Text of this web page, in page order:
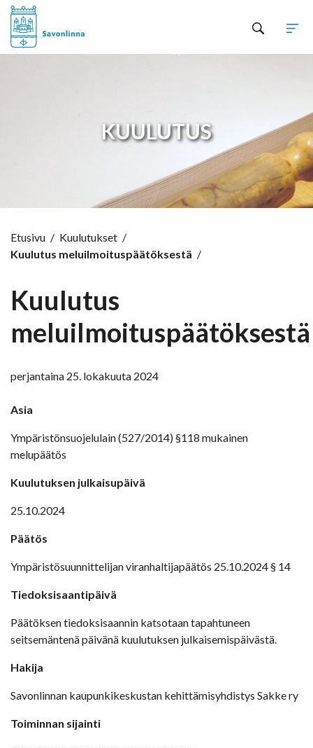
KUULUTUS
Etusivu / Kuulutukset /
Kuulutus meluilmoituspäätöksestä /
Kuulutus
meluilmoituspäätöksestä
perjantaina 25. lokakuuta 2024
Asia
Ympäristönsuojelulain (527/2014) §118 mukainen
melupäätös
Kuulutuksen julkaisupäivä
25.10.2024
Päätös
Ympäristösuunnittelijan viranhaltijapäätös 25.10.2024 § 14
Tiedoksisaantipäivä
Päätöksen tiedoksisaannin katsotaan tapahtuneen
seitsemäntenä päivänä kuulutuksen julkaisemispäivästä.
Hakija
Savonlinnan kaupunkikeskustan kehittämisyhdistys Sakke ry
Toiminnan sijainti